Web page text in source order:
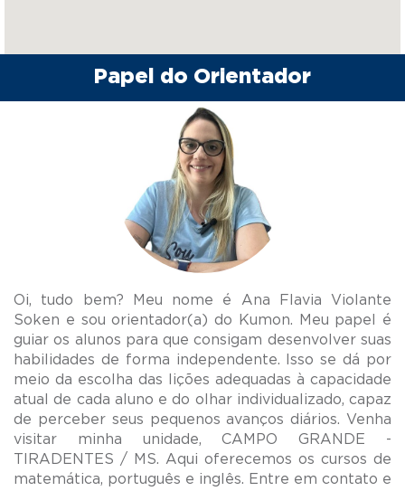
Papel do Orientador
Oi, tudo bem? Meu nome é Ana Flavia Violante
Soken e sou orientador(a) do Kumon. Meu papel é
guiar os alunos para que consigam desenvolver suas
habilidades de forma independente. Isso se dá por
meio da escolha das lições adequadas à capacidade
atual de cada aluno e do olhar individualizado, capaz
de perceber seus pequenos avanços diários. Venha
visitar minha unidade, CAMPO GRANDE -
TIRADENTES / MS. Aqui oferecemos os cursos de
matemática, português e inglês. Entre em contato e